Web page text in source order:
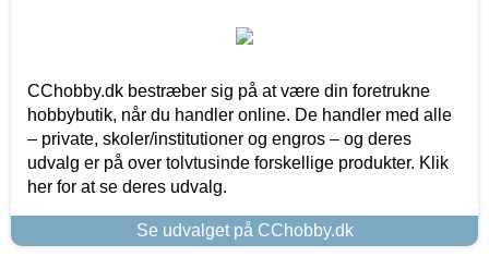
CChobby.dk bestræber sig på at være din foretrukne
hobbybutik, når du handler online. De handler med alle
– private, skoler/institutioner og engros – og deres
udvalg er på over tolvtusinde forskellige produkter. Klik
her for at se deres udvalg.
Se udvalget på CChobby.dk